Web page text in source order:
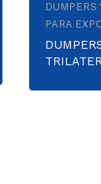
DUMPERS
PARA